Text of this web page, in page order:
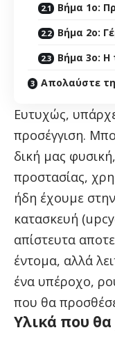
Βήμα 1ο:
Βήμα 2ο:
Βήμα 3ο: Η
Απολαύστε
Ευτυχώς,
προσέγγιση.
δική μας
προστασίας,
ήδη έχουμε
κατασκευή
απίστευτα
έντομα, αλλά
ένα υπέροχο,
που θα
Υλικά που